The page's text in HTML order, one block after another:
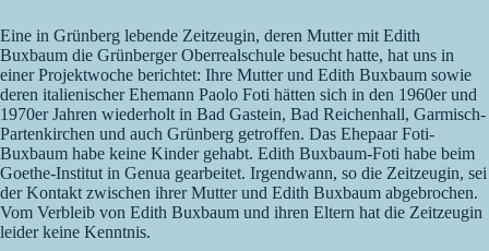
Eine in Grünberg lebende Zeitzeugin, deren Mutter mit Edith
Buxbaum die Grünberger Oberrealschule besucht hatte, hat uns in
einer Projektwoche berichtet: Ihre Mutter und Edith Buxbaum sowie
deren italienischer Ehemann Paolo Foti hätten sich in den 1960er und
1970er Jahren wiederholt in Bad Gastein, Bad Reichenhall, Garmisch-
Partenkirchen und auch Grünberg getroffen. Das Ehepaar Foti-
Buxbaum habe keine Kinder gehabt. Edith Buxbaum-Foti habe beim
Goethe-Institut in Genua gearbeitet. Irgendwann, so die Zeitzeugin, sei
der Kontakt zwischen ihrer Mutter und Edith Buxbaum abgebrochen.
Vom Verbleib von Edith Buxbaum und ihren Eltern hat die Zeitzeugin
leider keine Kenntnis.